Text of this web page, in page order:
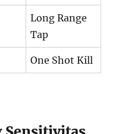
Long Range
Tap
One Shot Kill